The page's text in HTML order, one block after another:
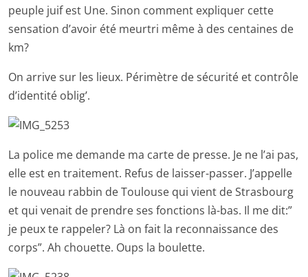
peuple juif est Une. Sinon comment expliquer cette
sensation d’avoir été meurtri même à des centaines de
km?
On arrive sur les lieux. Périmètre de sécurité et contrôle
d’identité oblig’.
La police me demande ma carte de presse. Je ne l’ai pas,
elle est en traitement. Refus de laisser-passer. J’appelle
le nouveau rabbin de Toulouse qui vient de Strasbourg
et qui venait de prendre ses fonctions là-bas. Il me dit:”
je peux te rappeler? Là on fait la reconnaissance des
corps”. Ah chouette. Oups la boulette.